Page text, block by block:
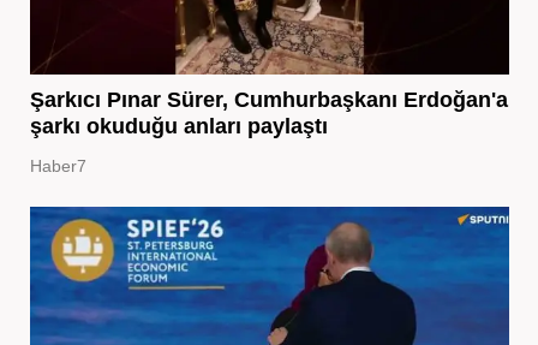
Şarkıcı Pınar Sürer, Cumhurbaşkanı Erdoğan'a
şarkı okuduğu anları paylaştı
Haber7